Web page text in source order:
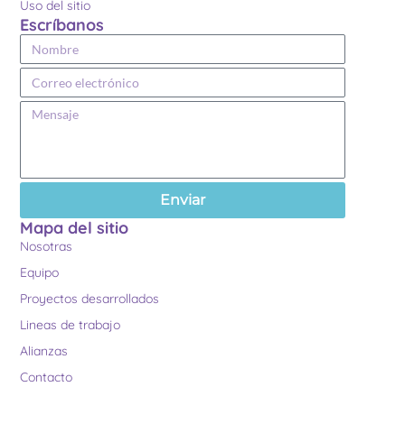
Uso del sitio
Escríbanos
Enviar
Mapa del sitio
Nosotras
Equipo
Proyectos desarrollados
Lineas de trabajo
Alianzas
Contacto